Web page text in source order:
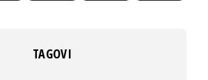
TAGOVI